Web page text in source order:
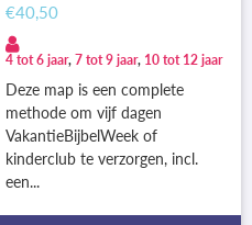
€40,50
4 tot 6 jaar, 7 tot 9 jaar, 10 tot 12 jaar
Deze map is een complete
methode om vijf dagen
VakantieBijbelWeek of
kinderclub te verzorgen, incl.
een...